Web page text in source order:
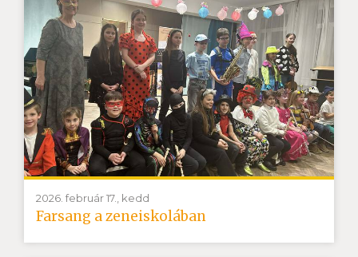
2026. február 17., kedd
Farsang a zeneiskolában